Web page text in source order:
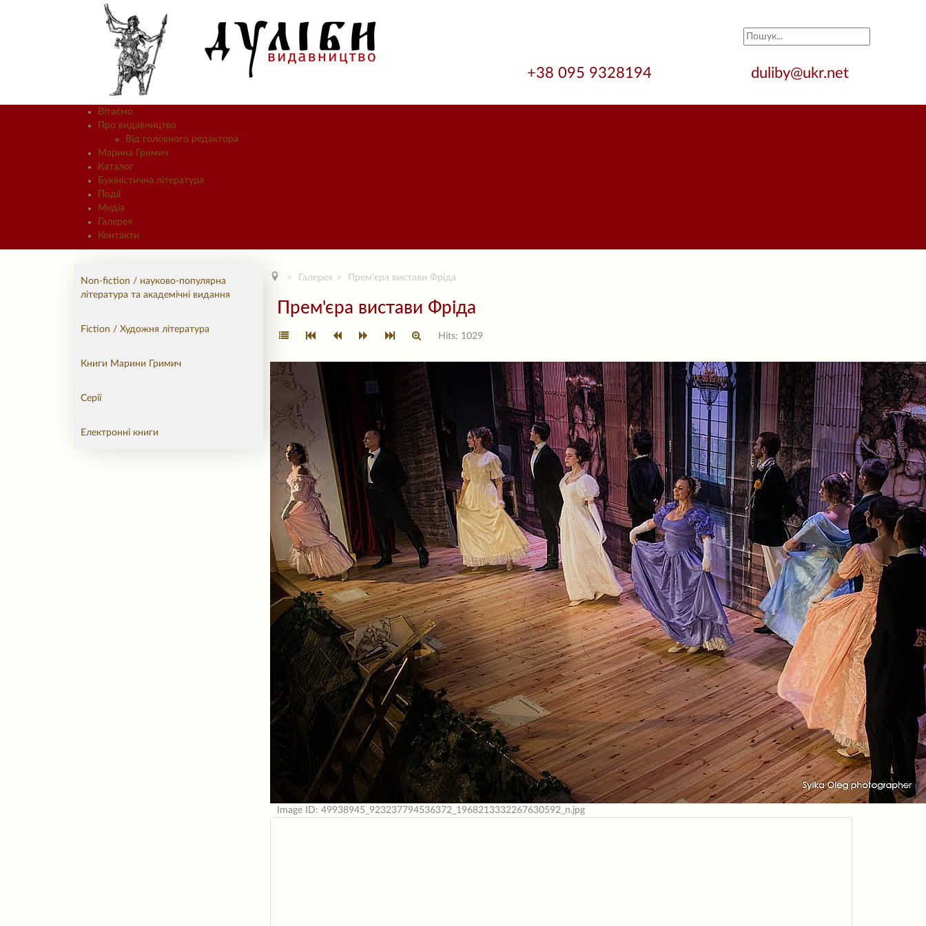
+38 095 9328194 duliby@ukr.net
Вітаємо
Про видавництво
Від головного редактора
Марина Гримич
Каталог
Букіністична література
Події
Медіа
Галерея
Контакти
Non-fiction / науково-популярна
література та академічні видання
Fiction / Художня література
Книги Марини Гримич
Серії
Електронні книги
Галерея Прем'єра вистави Фріда
Прем'єра вистави Фріда
Hits: 1029
Image ID: 49938945_923237794536372_1968213332267630592_n.jpg